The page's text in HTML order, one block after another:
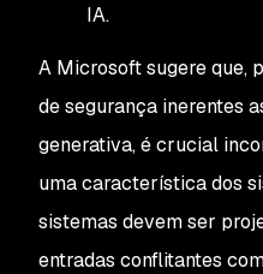
IA.
A Microsoft sugere que,
de segurança inerentes
generativa, é crucial
uma característica dos
sistemas devem ser
entradas conflitantes